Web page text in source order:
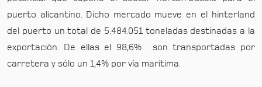
puerto alicantino. Dicho mercado mueve en el hinterland
del puerto un total de 5.484.051 toneladas destinadas a la
exportación. De ellas el 98,6% son transportadas por
carretera y sólo un 1,4% por vía marítima.